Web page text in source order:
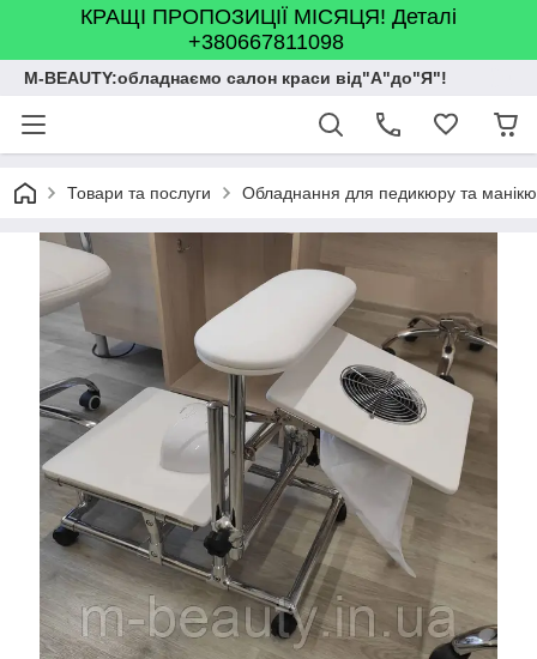
КРАЩІ ПРОПОЗИЦІЇ МІСЯЦЯ! Деталі
+380667811098
M-BEAUTY:обладнаємо салон краси від"А"до"Я"!
Товари та послуги Обладнання для педикюру та